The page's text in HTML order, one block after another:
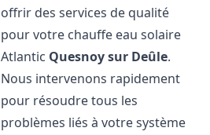
offrir des services de qualité
pour votre chauffe eau solaire
Atlantic Quesnoy sur Deûle.
Nous intervenons rapidement
pour résoudre tous les
problèmes liés à votre système